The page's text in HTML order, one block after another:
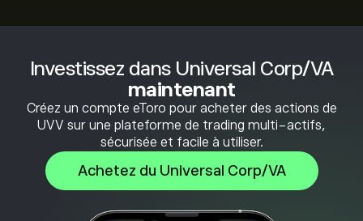
Investissez dans Universal Corp/VA
maintenant
Créez un compte eToro pour acheter des actions de
UVV sur une plateforme de trading multi-actifs,
sécurisée et facile à utiliser.
Achetez du Universal Corp/VA